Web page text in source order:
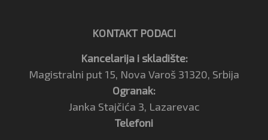
KONTAKT PODACI
Kancelarija i skladište:
Magistralni put 15, Nova Varoš 31320, Srbija
Ogranak:
Janka Stajčića 3, Lazarevac
Telefoni